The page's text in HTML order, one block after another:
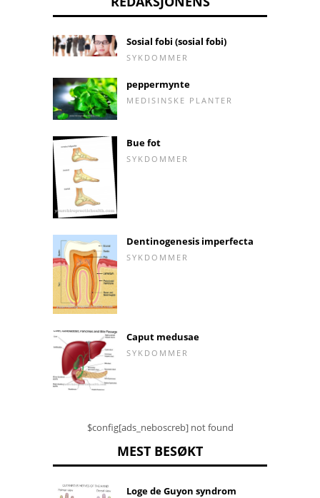
Sosial fobi (sosial fobi)
SYKDOMMER
peppermynte
MEDISINSKE PLANTER
Bue fot
SYKDOMMER
Dentinogenesis imperfecta
SYKDOMMER
Caput medusae
SYKDOMMER
$config[ads_neboscreb] not found
MEST BESØKT
Loge de Guyon syndrom